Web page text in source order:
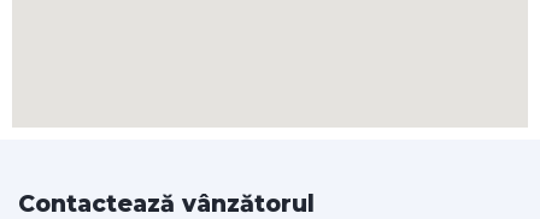
Contactează vânzătorul